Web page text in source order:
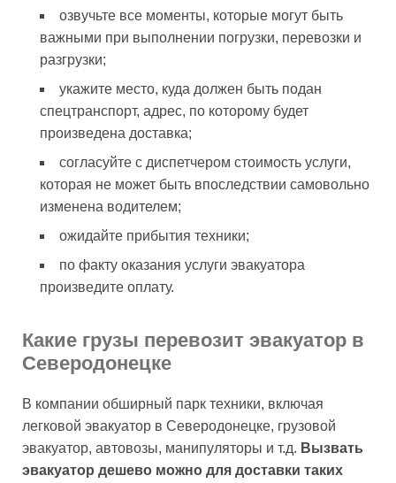
озвучьте все моменты, которые могут быть
важными при выполнении погрузки, перевозки и
разгрузки;
укажите место, куда должен быть подан
спецтранспорт, адрес, по которому будет
произведена доставка;
согласуйте с диспетчером стоимость услуги,
которая не может быть впоследствии самовольно
изменена водителем;
ожидайте прибытия техники;
по факту оказания услуги эвакуатора
произведите оплату.
Какие грузы перевозит эвакуатор в
Северодонецке
В компании обширный парк техники, включая
легковой эвакуатор в Северодонецке, грузовой
эвакуатор, автовозы, манипуляторы и т.д. Вызвать
эвакуатор дешево можно для доставки таких